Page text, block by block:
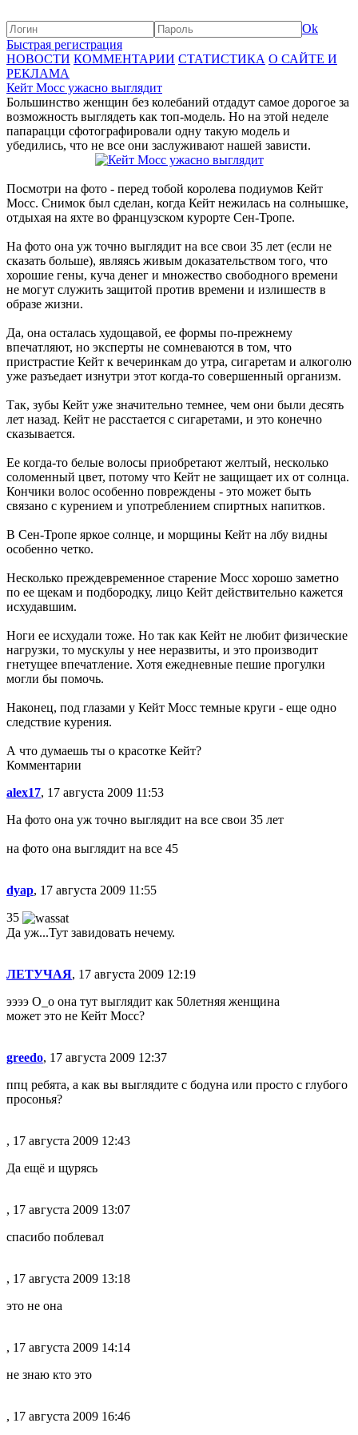
Ok
Быстрая регистрация
НОВОСТИ КОММЕНТАРИИ СТАТИСТИКА О САЙТЕ И
РЕКЛАМА
Кейт Мосс ужасно выглядит
Большинство женщин без колебаний отдадут самое дорогое за
возможность выглядеть как топ-модель. Но на этой неделе
папарацци сфотографировали одну такую модель и
убедились, что не все они заслуживают нашей зависти.
Посмотри на фото - перед тобой королева подиумов Кейт
Мосс. Снимок был сделан, когда Кейт нежилась на солнышке,
отдыхая на яхте во французском курорте Сен-Тропе.
На фото она уж точно выглядит на все свои 35 лет (если не
сказать больше), являясь живым доказательством того, что
хорошие гены, куча денег и множество свободного времени
не могут служить защитой против времени и излишеств в
образе жизни.
Да, она осталась худощавой, ее формы по-прежнему
впечатляют, но эксперты не сомневаются в том, что
пристрастие Кейт к вечеринкам до утра, сигаретам и алкоголю
уже разъедает изнутри этот когда-то совершенный организм.
Так, зубы Кейт уже значительно темнее, чем они были десять
лет назад. Кейт не расстается с сигаретами, и это конечно
сказывается.
Ее когда-то белые волосы приобретают желтый, несколько
соломенный цвет, потому что Кейт не защищает их от солнца.
Кончики волос особенно повреждены - это может быть
связано с курением и употреблением спиртных напитков.
В Сен-Тропе яркое солнце, и морщины Кейт на лбу видны
особенно четко.
Несколько преждевременное старение Мосс хорошо заметно
по ее щекам и подбородку, лицо Кейт действительно кажется
исхудавшим.
Ноги ее исхудали тоже. Но так как Кейт не любит физические
нагрузки, то мускулы у нее неразвиты, и это производит
гнетущее впечатление. Хотя ежедневные пешие прогулки
могли бы помочь.
Наконец, под глазами у Кейт Мосс темные круги - еще одно
следствие курения.
А что думаешь ты о красотке Кейт?
Комментарии
alex17, 17 августа 2009 11:53
На фото она уж точно выглядит на все свои 35 лет
на фото она выглядит на все 45
dyap, 17 августа 2009 11:55
35
Да уж...Тут завидовать нечему.
ЛЕТУЧАЯ, 17 августа 2009 12:19
ээээ О_о она тут выглядит как 50летняя женщина
может это не Кейт Мосс?
greedo, 17 августа 2009 12:37
ппц ребята, а как вы выглядите с бодуна или просто с глубого
просонья?
, 17 августа 2009 12:43
Да ещё и щурясь
, 17 августа 2009 13:07
спасибо поблевал
, 17 августа 2009 13:18
это не она
, 17 августа 2009 14:14
не знаю кто это
, 17 августа 2009 16:46